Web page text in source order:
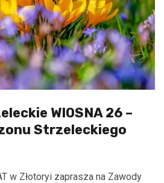
WIOSNA 26 –
Strzeleckiego
w Złotoryi zaprasza na Zawody